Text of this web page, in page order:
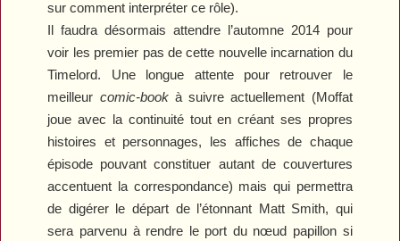
sur comment interpréter ce rôle).
Il faudra désormais attendre l’automne 2014 pour
voir les premier pas de cette nouvelle incarnation du
Timelord. Une longue attente pour retrouver le
meilleur comic-bookà suivre actuellement (Moffat
joue avec la continuité tout en créant ses propres
histoires et personnages, les affiches de chaque
épisode pouvant constituer autant de couvertures
accentuent la correspondance) mais qui permettra
de digérer le départ de l’étonnant Matt Smith, qui
sera parvenu à rendre le port du nœud papillon si